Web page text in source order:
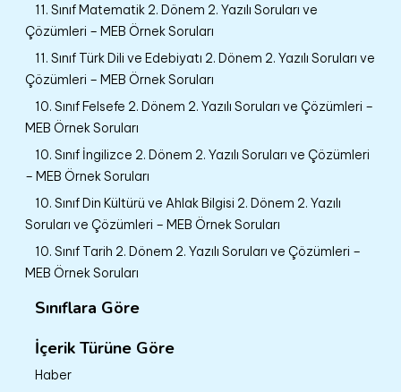
11. Sınıf Matematik 2. Dönem 2. Yazılı Soruları ve
Çözümleri – MEB Örnek Soruları
11. Sınıf Türk Dili ve Edebiyatı 2. Dönem 2. Yazılı Soruları ve
Çözümleri – MEB Örnek Soruları
10. Sınıf Felsefe 2. Dönem 2. Yazılı Soruları ve Çözümleri –
MEB Örnek Soruları
10. Sınıf İngilizce 2. Dönem 2. Yazılı Soruları ve Çözümleri
– MEB Örnek Soruları
10. Sınıf Din Kültürü ve Ahlak Bilgisi 2. Dönem 2. Yazılı
Soruları ve Çözümleri – MEB Örnek Soruları
10. Sınıf Tarih 2. Dönem 2. Yazılı Soruları ve Çözümleri –
MEB Örnek Soruları
Sınıflara Göre
İçerik Türüne Göre
Haber